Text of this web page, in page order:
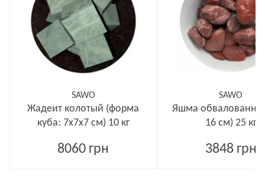
SAWO
Жадеит колотый (форма
куба: 7x7x7 см) 10 кг
8060 грн
SAWO
Яшма
16 см) 25 кг
3848 грн